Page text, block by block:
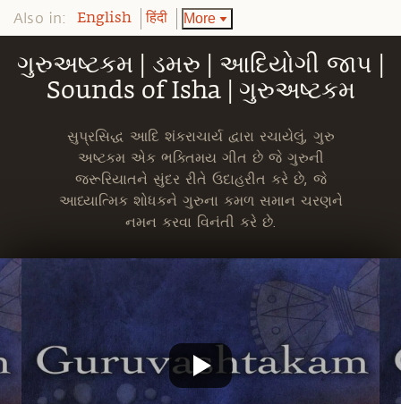
Also in: English हिंदी More
ગુરુઅષ્ટકમ | ડમરુ | આદિયોગી જાપ |
Sounds of Isha | ગુરુઅષ્ટકમ
સુપ્રસિદ્ધ આદિ શંકરાચાર્ય દ્વારા રચાયેલું, ગુરુ
અષ્ટકમ એક ભક્તિમય ગીત છે જે ગુરુની
જરૂરિયાતને સુંદર રીતે ઉદાહરીત કરે છે, જે
આધ્યાત્મિક શોધકને ગુરુના કમળ સમાન ચરણને
નમન કરવા વિનંતી કરે છે.